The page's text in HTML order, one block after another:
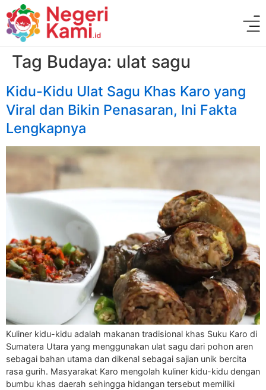
Tag Budaya: ulat sagu
Kidu-Kidu Ulat Sagu Khas Karo yang
Viral dan Bikin Penasaran, Ini Fakta
Lengkapnya
Kuliner kidu-kidu adalah makanan tradisional khas Suku Karo di
Sumatera Utara yang menggunakan ulat sagu dari pohon aren
sebagai bahan utama dan dikenal sebagai sajian unik bercita
rasa gurih. Masyarakat Karo mengolah kuliner kidu-kidu dengan
bumbu khas daerah sehingga hidangan tersebut memiliki